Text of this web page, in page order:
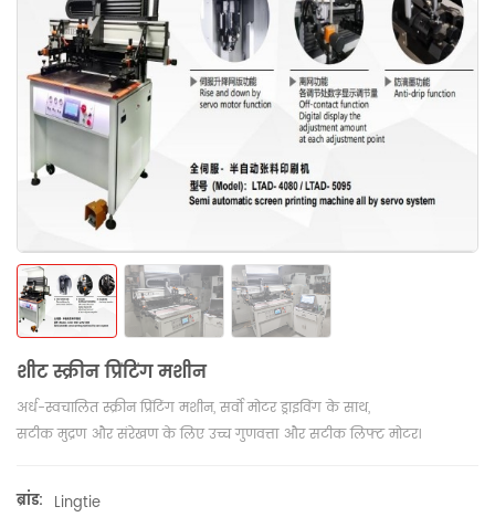
शीट स्क्रीन प्रिंटिंग मशीन
अर्ध-स्वचालित स्क्रीन प्रिंटिंग मशीन, सर्वो मोटर ड्राइविंग के साथ,
सटीक मुद्रण और संरेखण के लिए उच्च गुणवत्ता और सटीक लिफ्ट मोटर।
ब्रांड: Lingtie